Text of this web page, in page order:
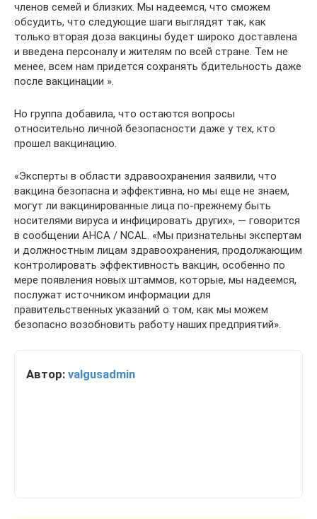
членов семей и близких. Мы надеемся, что сможем
обсудить, что следующие шаги выглядят так, как
только вторая доза вакцины будет широко доставлена ​​
и введена персоналу и жителям по всей стране. Тем не
менее, всем нам придется сохранять бдительность даже
после вакцинации ».
Но группа добавила, что остаются вопросы
относительно личной безопасности даже у тех, кто
прошел вакцинацию.
«Эксперты в области здравоохранения заявили, что
вакцина безопасна и эффективна, но мы еще не знаем,
могут ли вакцинированные лица по-прежнему быть
носителями вируса и инфицировать других», — говорится
в сообщении AHCA / NCAL. «Мы признательны экспертам
и должностным лицам здравоохранения, продолжающим
контролировать эффективность вакцин, особенно по
мере появления новых штаммов, которые, мы надеемся,
послужат источником информации для
правительственных указаний о том, как мы можем
безопасно возобновить работу наших предприятий».
Автор: valgusadmin